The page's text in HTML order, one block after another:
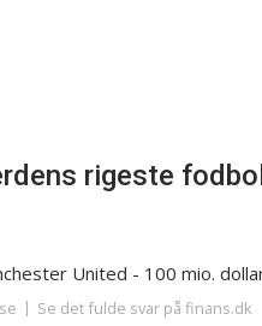
rigeste
United - 100 mio.
Se det fulde svar på finans.dk